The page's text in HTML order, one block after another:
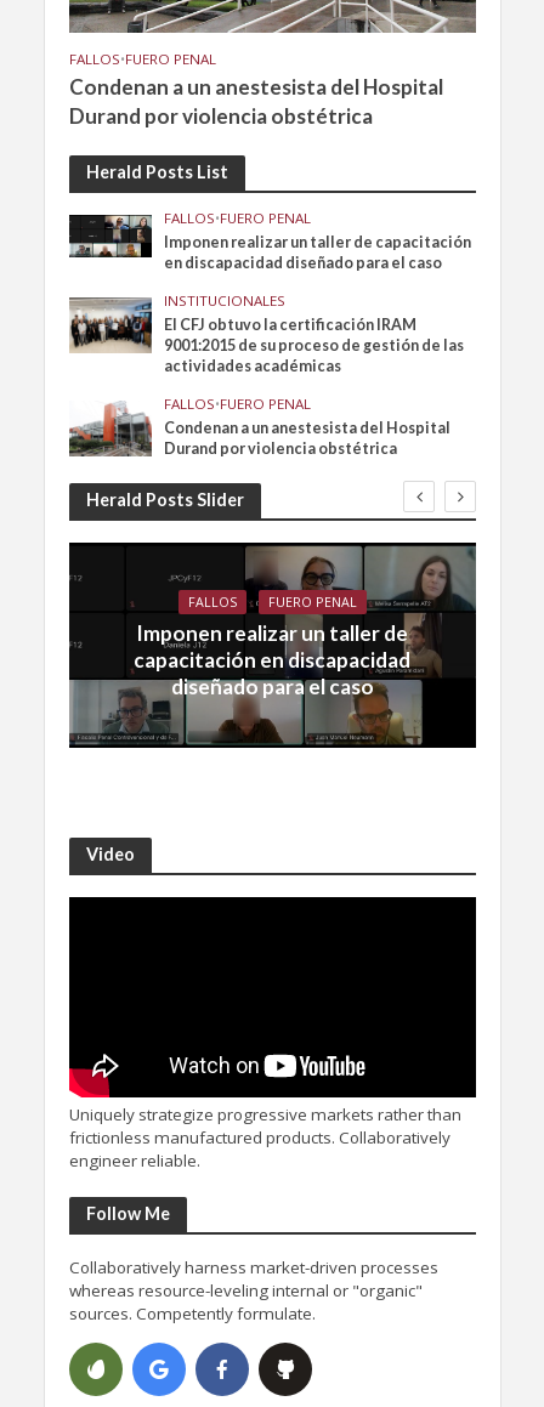
FALLOS•FUERO PENAL
Condenan a un anestesista del Hospital
Durand por violencia obstétrica
Herald Posts List
FALLOS•FUERO PENAL
Imponen realizar un taller de capacitación
en discapacidad diseñado para el caso
INSTITUCIONALES
El CFJ obtuvo la certificación IRAM
9001:2015 de su proceso de gestión de las
actividades académicas
FALLOS•FUERO PENAL
Condenan a un anestesista del Hospital
Durand por violencia obstétrica
Herald Posts Slider
FALLOS FUERO PENAL
Imponen realizar un taller de
capacitación en discapacidad
diseñado para el caso
Video
Uniquely strategize progressive markets rather than
frictionless manufactured products. Collaboratively
engineer reliable.
Follow Me
Collaboratively harness market-driven processes
whereas resource-leveling internal or "organic"
sources. Competently formulate.